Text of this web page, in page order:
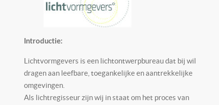
Introductie:
Lichtvormgevers is een lichtontwerpbureau dat bij wil
dragen aan leefbare, toegankelijke en aantrekkelijke
omgevingen.
Als lichtregisseur zijn wij in staat om het proces van